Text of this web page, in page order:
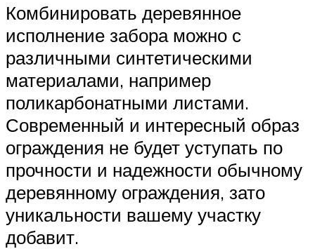
Комбинировать деревянное
исполнение забора можно с
различными синтетическими
материалами, например
поликарбонатными листами.
Современный и интересный образ
ограждения не будет уступать по
прочности и надежности обычному
деревянному ограждения, зато
уникальности вашему участку
добавит.